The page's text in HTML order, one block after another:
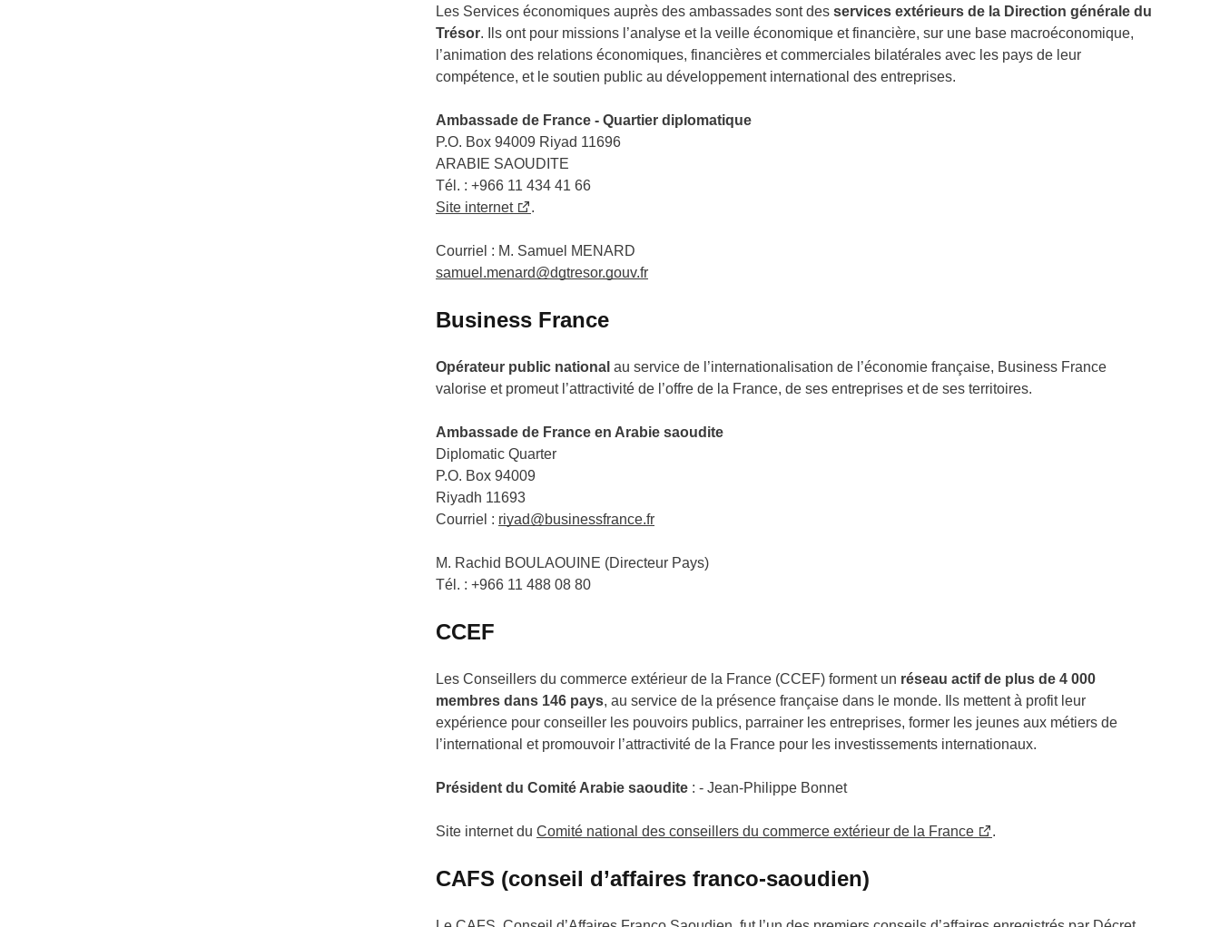
Les Services économiques auprès des ambassades sont des services extérieurs de la Direction générale du
Trésor. Ils ont pour missions l’analyse et la veille économique et financière, sur une base macroéconomique,
l’animation des relations économiques, financières et commerciales bilatérales avec les pays de leur
compétence, et le soutien public au développement international des entreprises.
Ambassade de France - Quartier diplomatique
P.O. Box 94009 Riyad 11696
ARABIE SAOUDITE
Tél. : +966 11 434 41 66
Site internet
.
Courriel : M. Samuel MENARD
samuel.menard@dgtresor.gouv.fr
Business France
Opérateur public national au service de l’internationalisation de l’économie française, Business France
valorise et promeut l’attractivité de l’offre de la France, de ses entreprises et de ses territoires.
Ambassade de France en Arabie saoudite
Diplomatic Quarter
P.O. Box 94009
Riyadh 11693
Courriel : riyad@businessfrance.fr
M. Rachid BOULAOUINE (Directeur Pays)
Tél. : +966 11 488 08 80
CCEF
Les Conseillers du commerce extérieur de la France (CCEF) forment un réseau actif de plus de 4 000
membres dans 146 pays, au service de la présence française dans le monde. Ils mettent à profit leur
expérience pour conseiller les pouvoirs publics, parrainer les entreprises, former les jeunes aux métiers de
l’international et promouvoir l’attractivité de la France pour les investissements internationaux.
Président du Comité Arabie saoudite: - Jean-Philippe Bonnet
Site internet du Comité national des conseillers du commerce extérieur de la France .
CAFS (conseil d’affaires franco-saoudien)